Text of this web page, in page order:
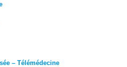
– Télémédecine